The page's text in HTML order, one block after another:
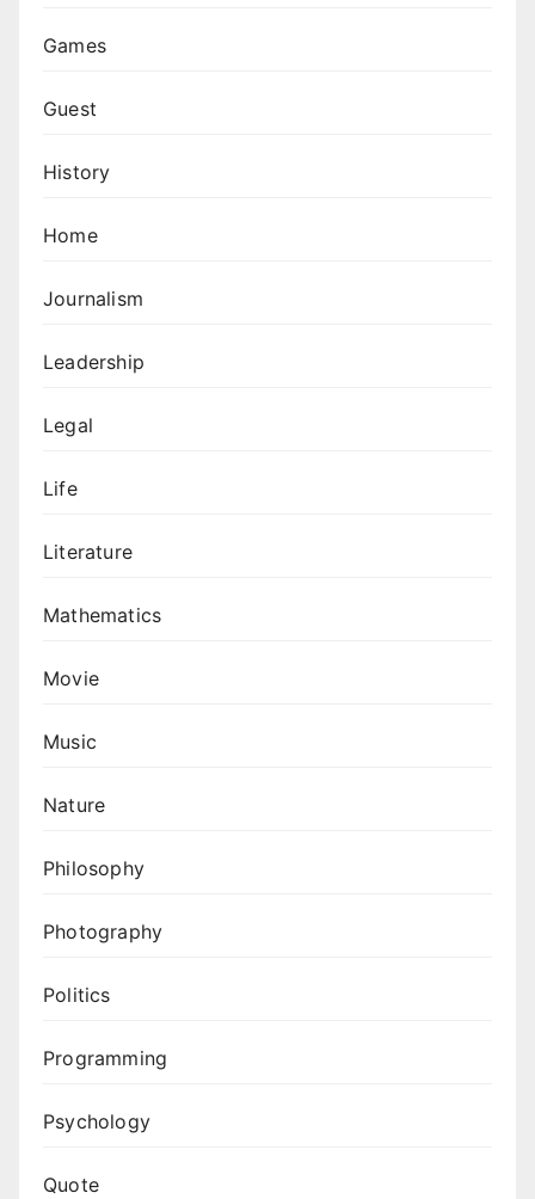
Games
Guest
History
Home
Journalism
Leadership
Legal
Life
Literature
Mathematics
Movie
Music
Nature
Philosophy
Photography
Politics
Programming
Psychology
Quote